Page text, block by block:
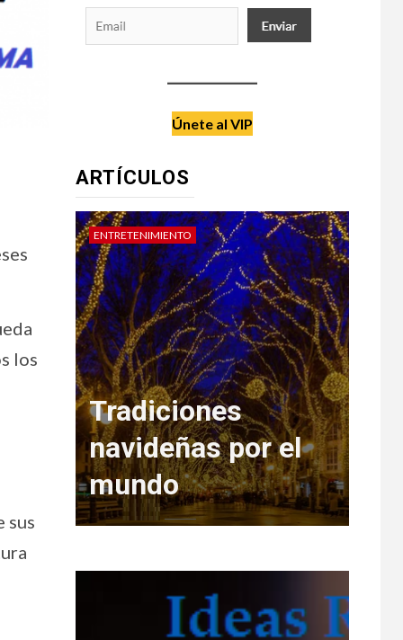
los
sus
Únete al VIP
ARTÍCULOS
ENTRETENIMIENTO
Tradiciones
navideñas por el
mundo